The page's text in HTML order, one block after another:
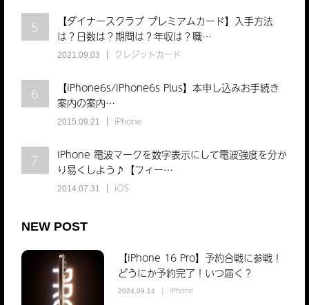
5
【ダイナースクラブ プレミアムカード】入手方法
は？日数は？期間は？年収は？職…
2021.09.03 クレジットカード
6
【iPhone6s/iPhone6s Plus】本申し込みお手続き
案内の案内…
2015.09.21 iPhone
7
iPhone 電波マークを数字表示にして電波強度を分か
り易くしよう♪【フィー…
2014.07.31 iOS
NEW POST
【iPhone 16 Pro】予約合戦に参戦！
どうにか予約完了！いつ届く？
2024.09.14 iPhone